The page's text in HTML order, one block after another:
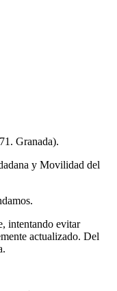
Granada).
y Movilidad del
intentando evitar
actualizado. Del